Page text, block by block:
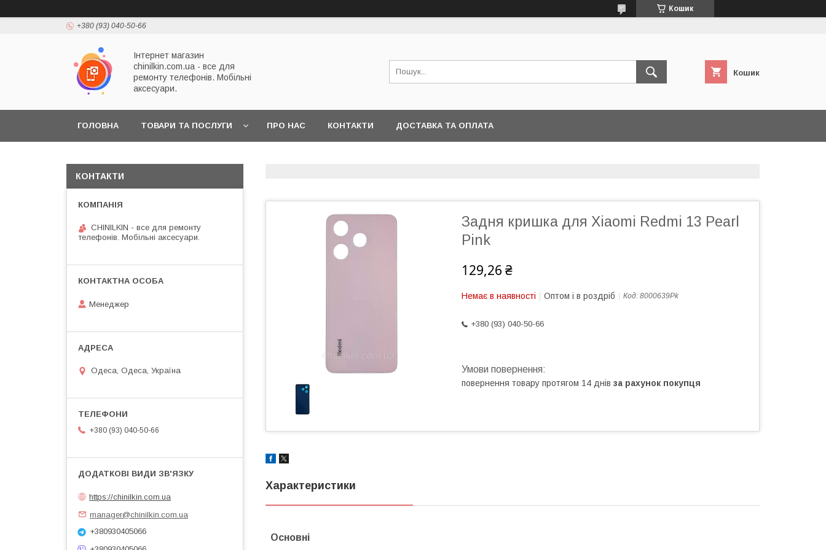
Кошик
+380 (93) 040-50-66
Інтернет магазин
chinilkin.com.ua - все для
ремонту телефонів. Мобільні
аксесуари.
Кошик
ГОЛОВНА ТОВАРИ ТА ПОСЛУГИ ПРО НАС КОНТАКТИ ДОСТАВКА ТА ОПЛАТА
Задня кришка для Xiaomi Redmi 13 Pearl
Pink
129,26 ₴
Немає в наявності Оптом і в роздріб Код: 8000639Pk
+380 (93) 040-50-66
повернення товару протягом 14 днів за рахунок покупця
Характеристики
Основні
КОНТАКТИ
CHINILKIN - все для ремонту
телефонів. Мобільні аксесуари.
Менеджер
Одеса, Одеса, Україна
+380 (93) 040-50-66
https://chinilkin.com.ua
manager@chinilkin.com.ua
+380930405066